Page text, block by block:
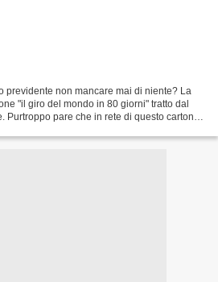
previdente non mancare mai di niente? La
"il giro del mondo in 80 giorni" tratto dal
Purtroppo pare che in rete di questo cartone